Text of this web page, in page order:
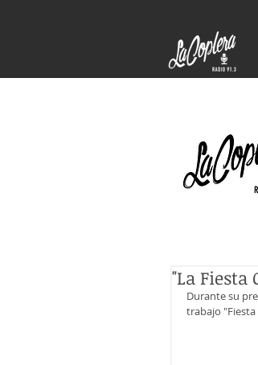
"La Fiesta
Durante su
trabajo "Fiesta